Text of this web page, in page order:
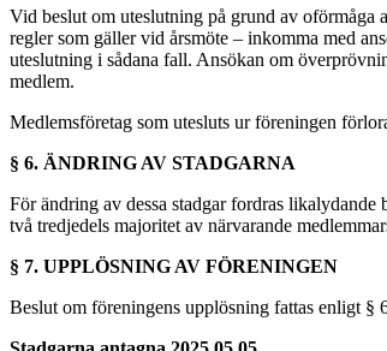
Vid beslut om uteslutning på grund av oförmåga
regler som gäller vid årsmöte – inkomma med
uteslutning i sådana fall. Ansökan om
medlem.
Medlemsföretag som utesluts ur föreningen
§ 6. ÄNDRING AV STADGARNA
För ändring av dessa stadgar fordras
två tredjedels majoritet av närvarande
§ 7. UPPLÖSNING AV FÖRENINGEN
Beslut om föreningens upplösning fattas enligt §